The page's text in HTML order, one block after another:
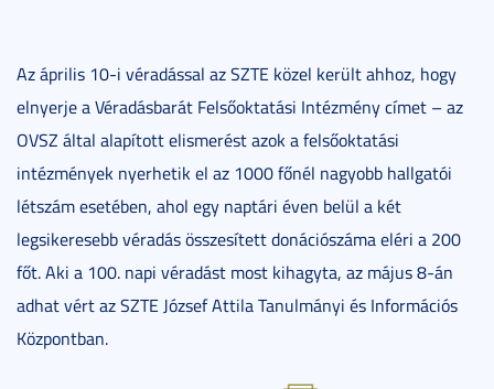
Az április 10-i véradással az SZTE közel került ahhoz, hogy
elnyerje a Véradásbarát Felsőoktatási Intézmény címet – az
OVSZ által alapított elismerést azok a felsőoktatási
intézmények nyerhetik el az 1000 főnél nagyobb hallgatói
létszám esetében, ahol egy naptári éven belül a két
legsikeresebb véradás összesített donációszáma eléri a 200
főt. Aki a 100. napi véradást most kihagyta, az május 8-án
adhat vért az SZTE József Attila Tanulmányi és Információs
Központban.